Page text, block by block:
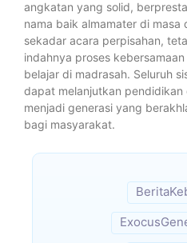
angkatan yang solid,
nama baik almamater di masa
sekadar acara perpisahan,
indahnya proses
belajar di madrasah. Seluruh
dapat melanjutkan
menjadi generasi yang
bagi masyarakat.